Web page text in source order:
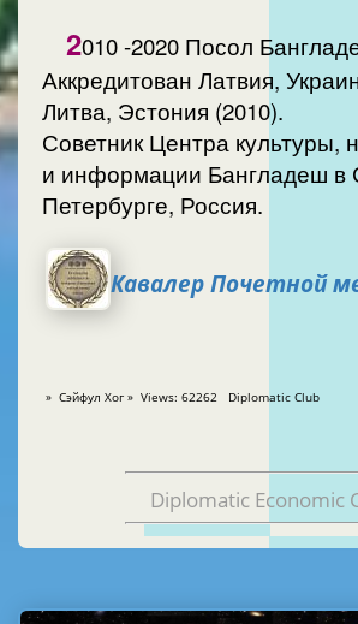
2010 -2020 Посол Бангладеш в России.
Аккредитован Латвия,
Литва, Эстония (2010).
Советник Центра культуры,
и информации Бангладеш в
Петербурге, Россия.
Кавалер Почетной
» Cэйфул Хог » Views: 62262 Diplomatic Club
Diplomatic Economic